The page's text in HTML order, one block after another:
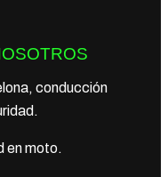
conducción
en moto.